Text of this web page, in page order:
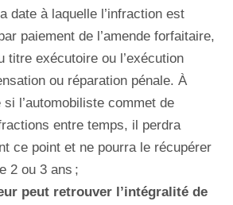
date à laquelle l’infraction est
paiement de l’amende forfaitaire,
titre exécutoire ou l’exécution
ou réparation pénale. À
l’automobiliste commet de
entre temps, il perdra
ce point et ne pourra le récupérer
2 ou 3 ans ;
peut retrouver l’intégralité de